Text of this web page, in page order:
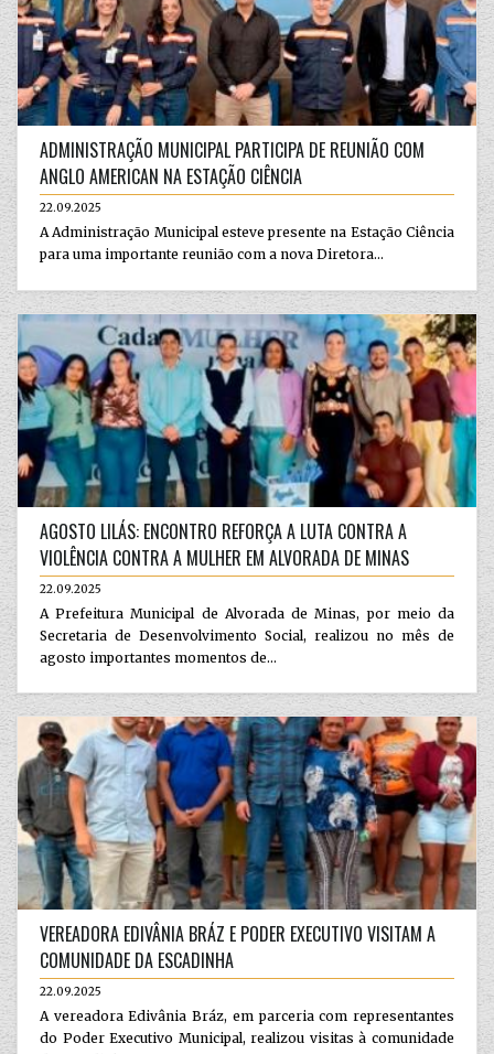
ADMINISTRAÇÃO MUNICIPAL PARTICIPA DE REUNIÃO COM
ANGLO AMERICAN NA ESTAÇÃO CIÊNCIA
22.09.2025
A Administração Municipal esteve presente na Estação Ciência
para uma importante reunião com a nova Diretora...
AGOSTO LILÁS: ENCONTRO REFORÇA A LUTA CONTRA A
VIOLÊNCIA CONTRA A MULHER EM ALVORADA DE MINAS
22.09.2025
A Prefeitura Municipal de Alvorada de Minas, por meio da
Secretaria de Desenvolvimento Social, realizou no mês de
agosto importantes momentos de...
VEREADORA EDIVÂNIA BRÁZ E PODER EXECUTIVO VISITAM A
COMUNIDADE DA ESCADINHA
22.09.2025
A vereadora Edivânia Bráz, em parceria com representantes
do Poder Executivo Municipal, realizou visitas à comunidade